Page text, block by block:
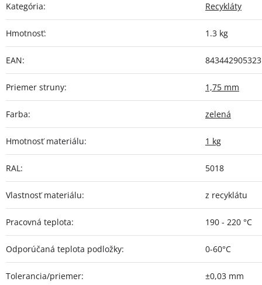
Kategória: Recykláty
Hmotnosť: 1.3 kg
EAN:
Priemer struny: 1,75 mm
Farba: zelená
Hmotnosť materiálu: 1 kg
RAL: 5018
Vlastnosť materiálu: z recyklátu
Pracovná teplota: 190 - 220 °C
Odporúčaná teplota podložky: 0-60°C
Tolerancia/priemer: ±0,03 mm